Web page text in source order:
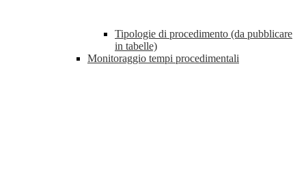
Tipologie di procedimento (da pubblicare
in tabelle)
Monitoraggio tempi procedimentali